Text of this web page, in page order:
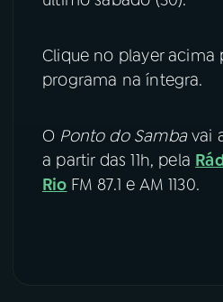
Clique no player acima
programa na íntegra.
O Ponto do Sambavai
a partir das 11h, pela
Rio FM 87.1 e AM 1130.